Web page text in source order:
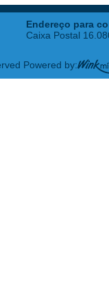
Endereço para
Caixa Postal
Powered by: